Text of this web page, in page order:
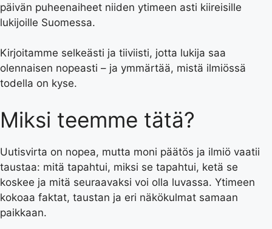
päivän puheenaiheet niiden ytimeen asti kiireisille
lukijoille Suomessa.
Kirjoitamme selkeästi ja tiiviisti, jotta lukija saa
olennaisen nopeasti – ja ymmärtää, mistä ilmiössä
todella on kyse.
Miksi teemme tätä?
Uutisvirta on nopea, mutta moni päätös ja ilmiö vaatii
taustaa: mitä tapahtui, miksi se tapahtui, ketä se
koskee ja mitä seuraavaksi voi olla luvassa. Ytimeen
kokoaa faktat, taustan ja eri näkökulmat samaan
paikkaan.